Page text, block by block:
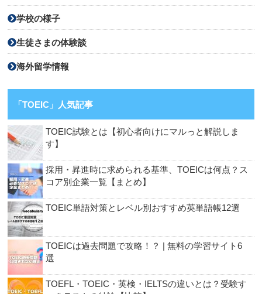
学校の様子
生徒さまの体験談
海外留学情報
「TOEIC」人気記事
TOEIC試験とは【初心者向けにマルっと解説しま
す】
採用・昇進時に求められる基準、TOEICは何点？ス
コア別企業一覧【まとめ】
TOEIC単語対策とレベル別おすすめ英単語帳12選
TOEICは過去問題で攻略！？ | 無料の学習サイト6
選
TOEFL・TOEIC・英検・IELTSの違いとは？受験す